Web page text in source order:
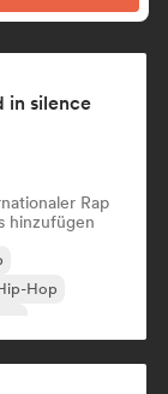
in silence
Rap
hinzufügen
Hop